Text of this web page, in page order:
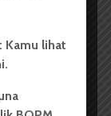
Kamu lihat